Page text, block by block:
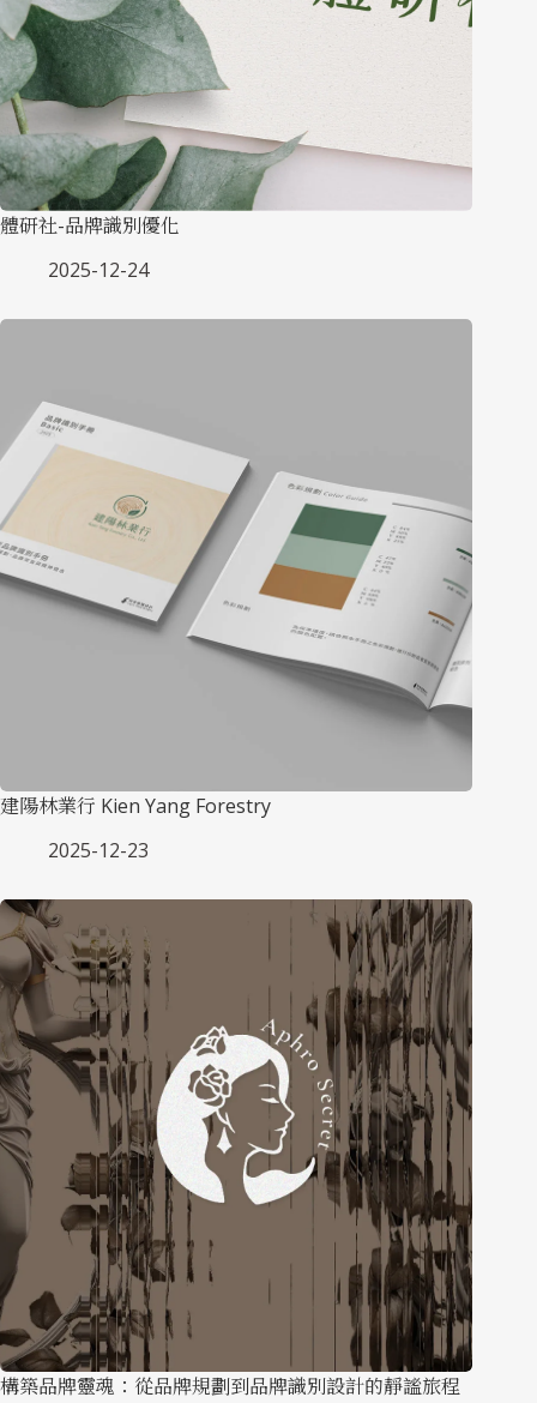
體研社-品牌識別優化
2025-12-24
建陽林業行 Kien Yang Forestry
2025-12-23
構築品牌靈魂：從品牌規劃到品牌識別設計的靜謐旅程